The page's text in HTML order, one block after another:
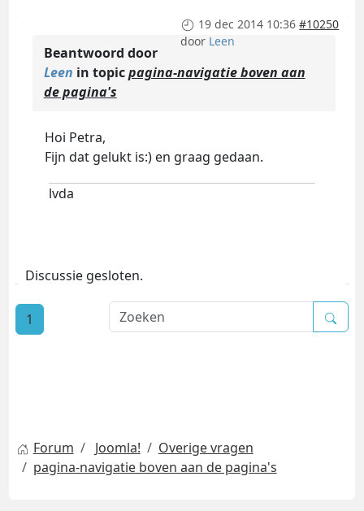
19 dec 2014 10:36 #10250
door Leen
Beantwoord door
Leen in topicpagina-navigatie boven aan
de pagina's
Hoi Petra,
Fijn dat gelukt is:) en graag gedaan.
lvda
Discussie gesloten.
1
Forum Joomla!
Overige vragen
pagina-navigatie boven aan de pagina's